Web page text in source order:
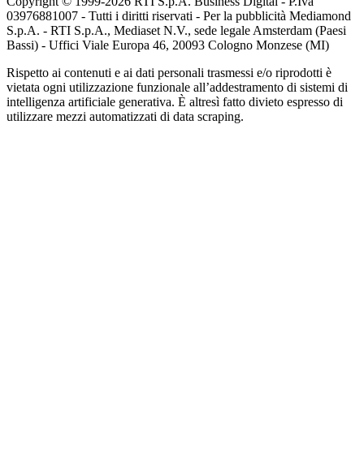
03976881007 - Tutti i diritti riservati - Per la pubblicità Mediamond
S.p.A. - RTI S.p.A., Mediaset N.V., sede legale Amsterdam (Paesi
Bassi) - Uffici Viale Europa 46, 20093 Cologno Monzese (MI)
Rispetto ai contenuti e ai dati personali trasmessi e/o riprodotti è
vietata ogni utilizzazione funzionale all’addestramento di sistemi di
intelligenza artificiale generativa. È altresì fatto divieto espresso di
utilizzare mezzi automatizzati di data scraping.